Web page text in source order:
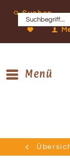
Suchen
Menü